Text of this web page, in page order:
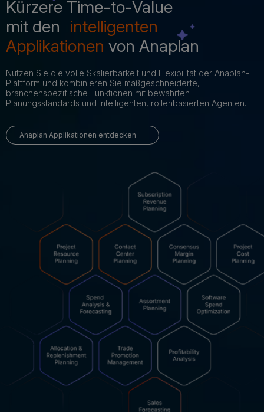
Kürzere Time-to-Value
mit den intelligenten
Applikationen von Anaplan
Nutzen Sie die volle Skalierbarkeit und Flexibilität der Anaplan-
Plattform und kombinieren Sie maßgeschneiderte,
branchenspezifische Funktionen mit bewährten
Planungsstandards und intelligenten, rollenbasierten Agenten.
Anaplan Applikationen entdecken